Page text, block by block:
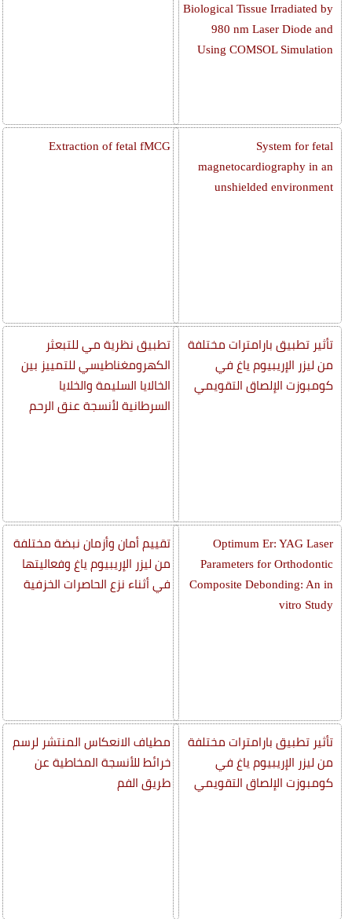
Biological Tissue Irradiated by
980 nm Laser Diode and
Using COMSOL Simulation
System for fetal
magnetocardiography in an
unshielded environment
تأثير تطبيق بارامترات مختلفة
من ليزر الإريبيوم ياغ في
كومبوزت الإلصاق التقويمي
Optimum Er: YAG Laser
Parameters for Orthodontic
Composite Debonding: An in
vitro Study
تأثير تطبيق بارامترات مختلفة
من ليزر الإريبيوم ياغ في
كومبوزت الإلصاق التقويمي
Extraction of fetal fMCG
تطبيق نظرية مي للتبعثر
الكهرومغناطيسي للتمييز بين
الخالايا السليمة والخلايا
السرطانية لأنسجة عنق الرحم
تقييم أمان وأزمان نبضة مختلفة
من ليزر الإريبيوم ياغ وفعاليتها
في أثناء نزع الحاصرات الخزفية
مطياف الانعكاس المنتشر لرسم
خرائط للأنسجة المخاطية عن
طريق الفم